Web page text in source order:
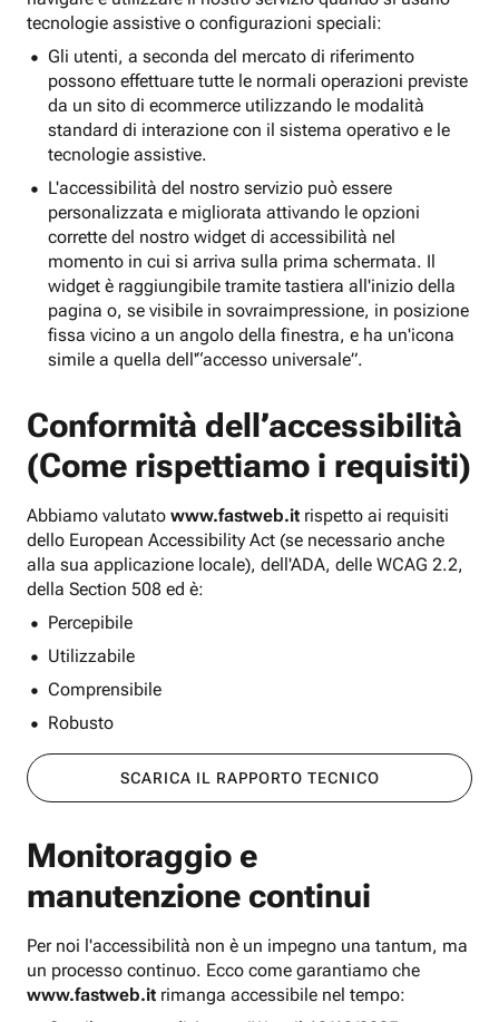
tecnologie assistive o configurazioni speciali:
Gli utenti, a seconda del mercato di riferimento
possono effettuare tutte le normali operazioni previste
da un sito di ecommerce utilizzando le modalità
standard di interazione con il sistema operativo e le
tecnologie assistive.
L'accessibilità del nostro servizio può essere
personalizzata e migliorata attivando le opzioni
corrette del nostro widget di accessibilità nel
momento in cui si arriva sulla prima schermata. Il
widget è raggiungibile tramite tastiera all'inizio della
pagina o, se visibile in sovraimpressione, in posizione
fissa vicino a un angolo della finestra, e ha un'icona
simile a quella dell'“accesso universale”.
Conformità dell’accessibilità
(Come rispettiamo i requisiti)
Abbiamo valutato www.fastweb.it rispetto ai requisiti
dello European Accessibility Act (se necessario anche
alla sua applicazione locale), dell'ADA, delle WCAG 2.2,
della Section 508 ed è:
Percepibile
Utilizzabile
Comprensibile
Robusto
SCARICA IL RAPPORTO TECNICO
Monitoraggio e
manutenzione continui
Per noi l'accessibilità non è un impegno una tantum, ma
un processo continuo. Ecco come garantiamo che
www.fastweb.it rimanga accessibile nel tempo: